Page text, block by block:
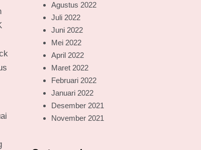
Agustus 2022
Juli 2022
Juni 2022
Mei 2022
April 2022
Maret 2022
Februari 2022
Januari 2022
Desember 2021
November 2021